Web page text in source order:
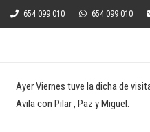
654 099 010 654 099 010
Ayer Viernes tuve la dicha de
Avila con Pilar , Paz y Miguel.